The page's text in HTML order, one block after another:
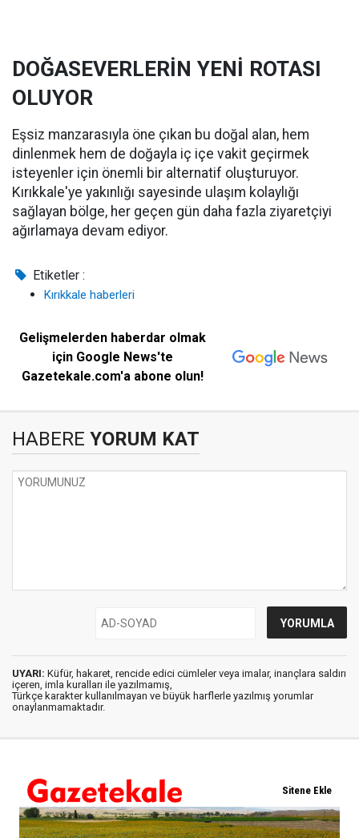
DOĞASEVERLERİN YENİ ROTASI
OLUYOR
Eşsiz manzarasıyla öne çıkan bu doğal alan, hem
dinlenmek hem de doğayla iç içe vakit geçirmek
isteyenler için önemli bir alternatif oluşturuyor.
Kırıkkale'ye yakınlığı sayesinde ulaşım kolaylığı
sağlayan bölge, her geçen gün daha fazla ziyaretçiyi
ağırlamaya devam ediyor.
Etiketler :
Kırıkkale haberleri
Gelişmelerden haberdar olmak
için Google News'te
Gazetekale.com'a abone olun!
HABERE YORUM KAT
UYARI: Küfür, hakaret, rencide edici cümleler veya imalar, inançlara saldırı
içeren, imla kuralları ile yazılmamış,
Türkçe karakter kullanılmayan ve büyük harflerle yazılmış yorumlar
onaylanmamaktadır.